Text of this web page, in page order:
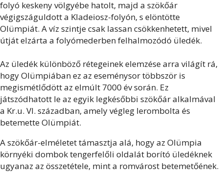
folyó keskeny völgyébe hatolt, majd a szökőár
végigszáguldott a Kladeiosz-folyón, s elöntötte
Olümpiát. A víz szintje csak lassan csökkenhetett, mivel
útját elzárta a folyómederben felhalmozódó üledék.
Az üledék különböző rétegeinek elemzése arra világít rá,
hogy Olümpiában ez az eseménysor többször is
megismétlődött az elmúlt 7000 év során. Ez
játszódhatott le az egyik legkésőbbi szökőár alkalmával
a Kr.u. VI. században, amely végleg lerombolta és
betemette Olümpiát.
A szökőár-elméletet támasztja alá, hogy az Olümpia
környéki dombok tengerfelőli oldalát borító üledéknek
ugyanaz az összetétele, mint a romvárost betemetőének.